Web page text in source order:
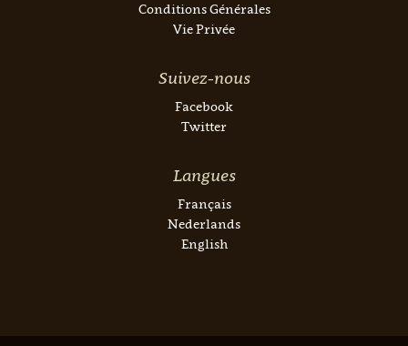
Conditions Générales
Vie Privée
Suivez-nous
Facebook
Twitter
Langues
Français
Nederlands
English